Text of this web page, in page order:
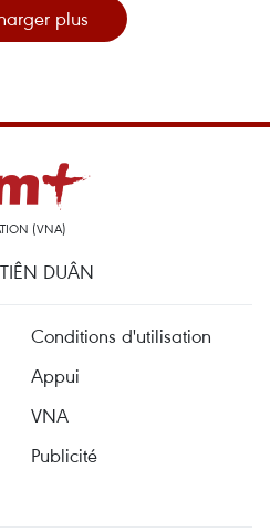
plus
(VNA)
DUÂN
Conditions d'utilisation
Appui
VNA
Publicité